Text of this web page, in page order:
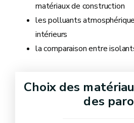
matériaux de construction
les polluants
intérieurs
la comparaison entre
Choix des
des